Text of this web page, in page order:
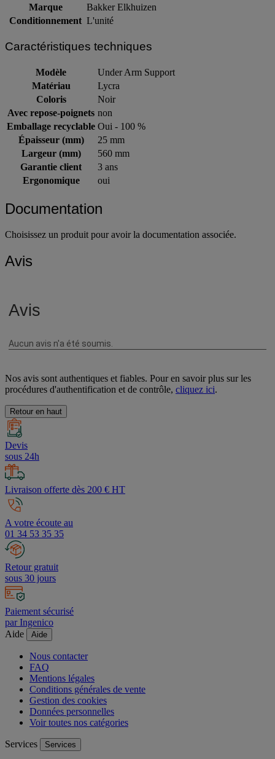
Marque
Bakker Elkhuizen
Conditionnement L'unité
Caractéristiques techniques
Modèle
Under Arm Support
Matériau
Lycra
Coloris
Noir
Avec repose-poignets non
Emballage recyclable Oui - 100 %
Épaisseur (mm)
25 mm
Largeur (mm)
560 mm
Garantie client
3 ans
Ergonomique
oui
Documentation
Choisissez un produit pour avoir la documentation associée.
Avis
Nos avis sont authentiques et fiables. Pour en savoir plus sur les
procédures d'authentification et de contrôle, cliquez ici.
Retour en haut
Devis
sous 24h
Livraison offerte dès 200 € HT
A votre écoute au
01 34 53 35 35
Retour gratuit
sous 30 jours
Paiement sécurisé
par Ingenico
Aide
Aide
Nous contacter
FAQ
Mentions légales
Conditions générales de vente
Gestion des cookies
Données personnelles
Voir toutes nos catégories
Services Services